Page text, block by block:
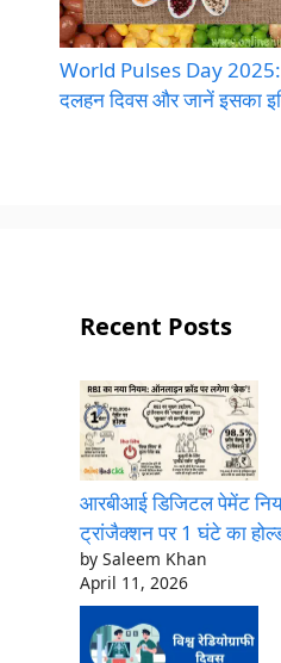
World Pulses Day 2025:
दलहन दिवस और जानें इसका
Recent Posts
आरबीआई डिजिटल पेमेंट
ट्रांजैक्शन पर 1 घंटे का
by Saleem Khan
April 11, 2026